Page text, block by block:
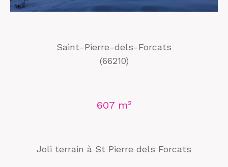
Saint-Pierre-dels-Forcats
(66210)
607 m²
Joli terrain à St Pierre dels Forcats